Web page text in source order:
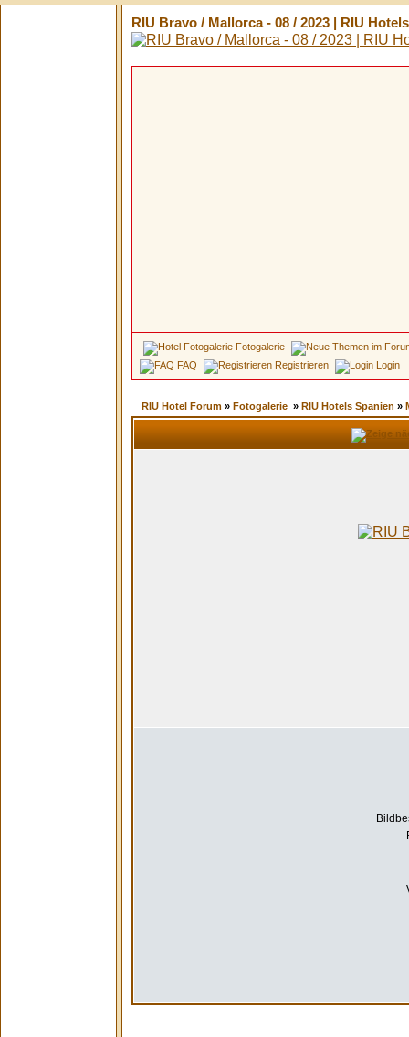
RIU Bravo / Mallorca - 08 / 2023 | RIU
Fotogalerie
FAQ
Registrieren Login
RIU Hotel Forum »Fotogalerie »RIU Hotels Spanien »